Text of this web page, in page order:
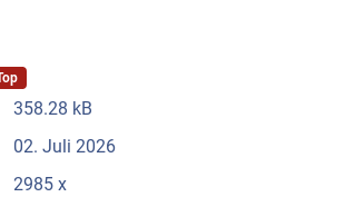
358.28 kB
02. Juli 2026
2985 x